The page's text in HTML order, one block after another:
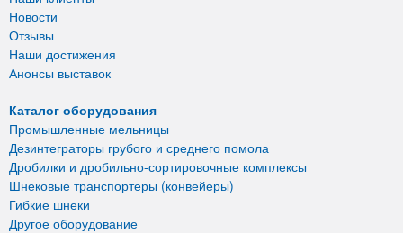
Новости
Отзывы
Наши достижения
Анонсы выставок
Каталог оборудования
Промышленные мельницы
Дезинтеграторы грубого и среднего помола
Дробилки и дробильно-сортировочные комплексы
Шнековые транспортеры (конвейеры)
Гибкие шнеки
Другое оборудование